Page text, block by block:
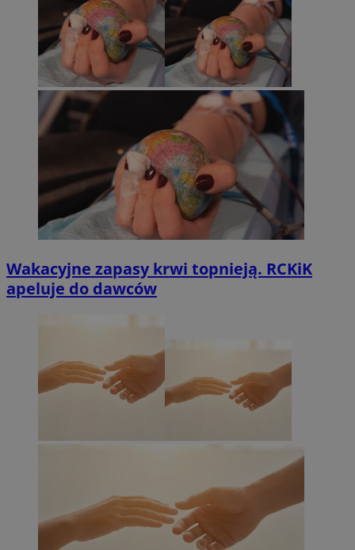
Wakacyjne zapasy krwi topnieją. RCKiK
apeluje do dawców